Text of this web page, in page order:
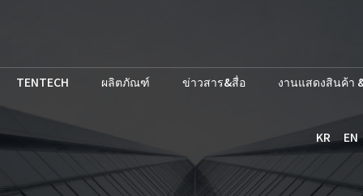
TENTECH ผลิตภัณฑ์ ข่าวสาร&สื่อ งานแสดงสินค้า
KR EN